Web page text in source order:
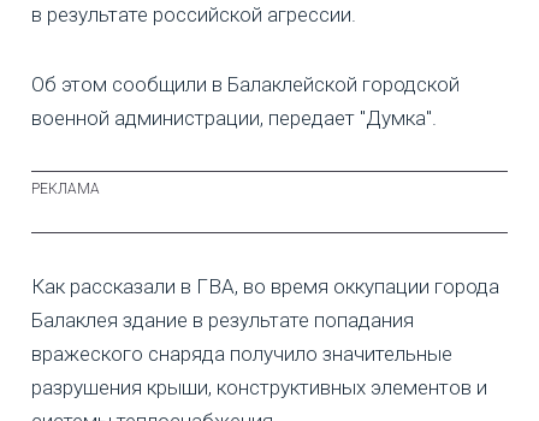
в результате российской агрессии.
Об этом сообщили в Балаклейской городской
военной администрации, передает "Думка".
Как рассказали в ГВА, во время оккупации города
Балаклея здание в результате попадания
вражеского снаряда получило значительные
разрушения крыши, конструктивных элементов и